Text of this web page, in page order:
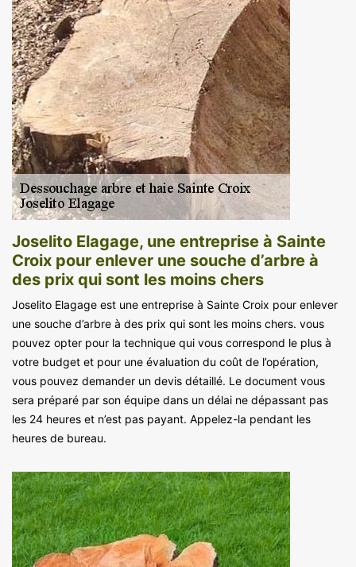
Joselito Elagage, une entreprise à Sainte
Croix pour enlever une souche d’arbre à
des prix qui sont les moins chers
Joselito Elagage est une entreprise à Sainte Croix pour enlever
une souche d’arbre à des prix qui sont les moins chers. vous
pouvez opter pour la technique qui vous correspond le plus à
votre budget et pour une évaluation du coût de l’opération,
vous pouvez demander un devis détaillé. Le document vous
sera préparé par son équipe dans un délai ne dépassant pas
les 24 heures et n’est pas payant. Appelez-la pendant les
heures de bureau.